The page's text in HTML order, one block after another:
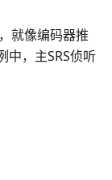
就像编码器推
中，主SRS侦听